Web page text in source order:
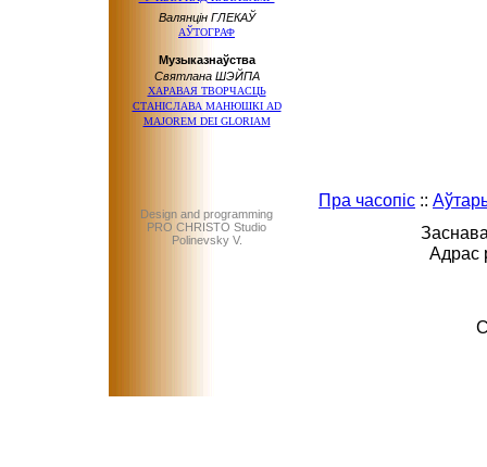
Валянцін ГЛЕКАЎ
АЎТОГРАФ
Музыказнаўства
Святлана ШЭЙПА
ХАРАВАЯ ТВОРЧАСЦЬ
СТАНІСЛАВА МАНЮШКІ AD
MAJOREM DEI GLORIAM
Design and programming
PRO CHRISTO Studio
Polinevsky V.
Пра часопіс ::
Адрас